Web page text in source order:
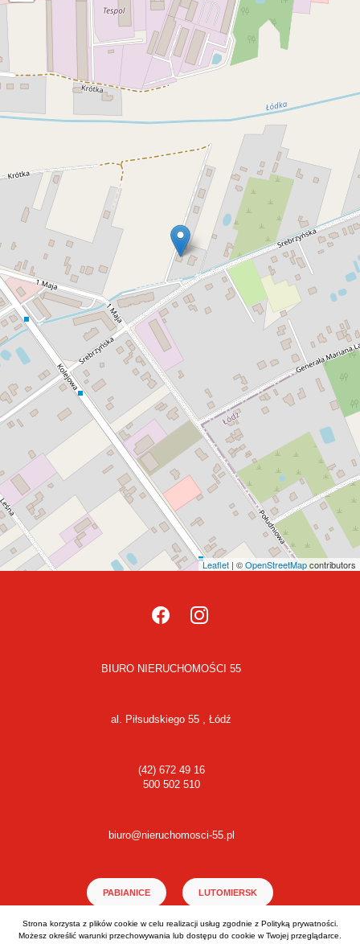
Leaflet | ©OpenStreetMapcontributors
BIURO NIERUCHOMOŚCI 55
al. Piłsudskiego 55 , Łódź
(42) 672 49 16
500 502 510
biuro@nieruchomosci-55.pl
PABIANICE LUTOMIERSK
ŁÓDŹ BAŁUTY
Strona korzysta z plików cookie w celu realizacji usług zgodnie z Polityką prywatności.
Możesz określić warunki przechowywania lub dostępu do cookie w Twojej przeglądarce.